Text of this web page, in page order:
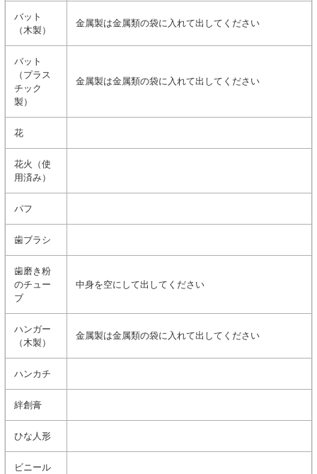
バット
（木製）
金属製は金属類の袋に入れて出してください
バット
（プラス
チック
製）
金属製は金属類の袋に入れて出してください
花
花火（使
用済み）
パフ
歯ブラシ
歯磨き粉
のチュー
ブ
中身を空にして出してください
ハンガー
（木製）
金属製は金属類の袋に入れて出してください
ハンカチ
絆創膏
ひな人形
ビニール